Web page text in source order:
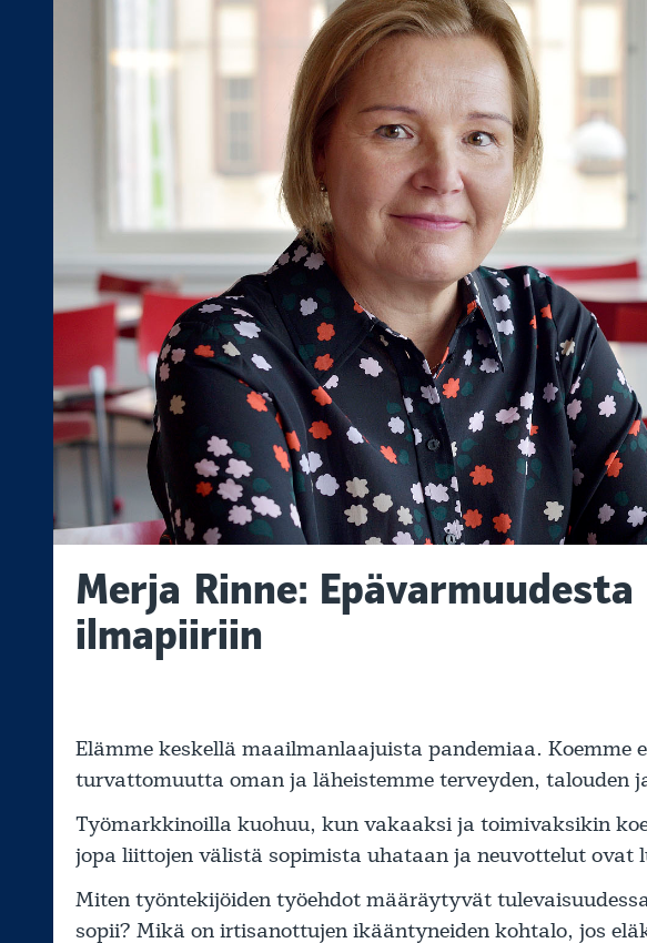
Merja Rinne:
ilmapiiriin
Elämme keskellä maailmanlaajuista pandemiaa. Koemme
turvattomuutta oman ja läheistemme terveyden, talouden
Työmarkkinoilla kuohuu, kun vakaaksi ja toimivaksikin
jopa liittojen välistä sopimista uhataan ja neuvottelut ovat
Miten työntekijöiden työehdot määräytyvät
sopii? Mikä on irtisanottujen ikääntyneiden kohtalo, jos